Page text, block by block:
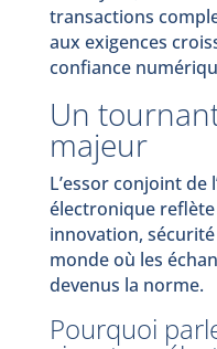
transactions
aux exigences
confiance
Un
majeur
L’essor conjoint de
électronique
innovation,
monde où les
devenus la norme.
Pourquoi